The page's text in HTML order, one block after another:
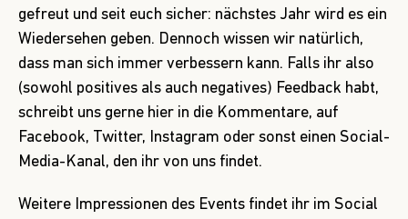
gefreut und seit euch sicher: nächstes Jahr wird es ein
Wiedersehen geben. Dennoch wissen wir natürlich,
dass man sich immer verbessern kann. Falls ihr also
(sowohl positives als auch negatives) Feedback habt,
schreibt uns gerne hier in die Kommentare, auf
Facebook, Twitter, Instagram oder sonst einen Social-
Media-Kanal, den ihr von uns findet.
Weitere Impressionen des Events findet ihr im Social